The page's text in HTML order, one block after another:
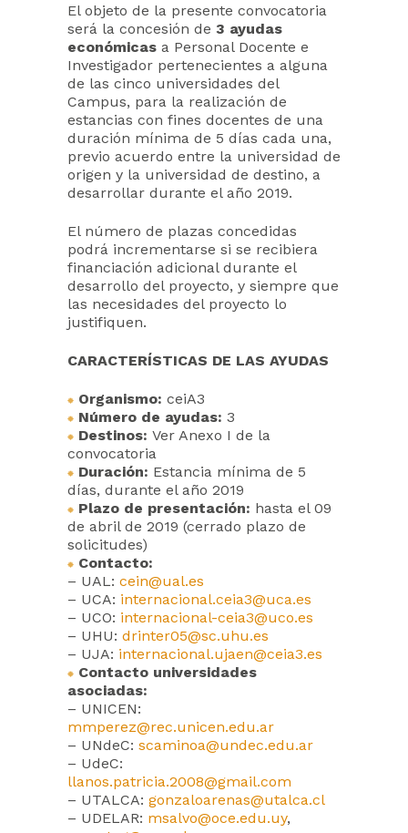
El objeto de la presente convocatoria
será la concesión de 3 ayudas
económicas a Personal Docente e
Investigador pertenecientes a alguna
de las cinco universidades del
Campus, para la realización de
estancias con fines docentes de una
duración mínima de 5 días cada una,
previo acuerdo entre la universidad de
origen y la universidad de destino, a
desarrollar durante el año 2019.
El número de plazas concedidas
podrá incrementarse si se recibiera
financiación adicional durante el
desarrollo del proyecto, y siempre que
las necesidades del proyecto lo
justifiquen.
CARACTERÍSTICAS DE LAS AYUDAS
Organismo: ceiA3
Número de ayudas: 3
Destinos: Ver Anexo I de la
convocatoria
Duración: Estancia mínima de 5
días, durante el año 2019
Plazo de presentación: hasta el 09
de abril de 2019 (cerrado plazo de
solicitudes)
Contacto:
– UAL: cein@ual.es
– UCA: internacional.ceia3@uca.es
– UCO: internacional-ceia3@uco.es
– UHU: drinter05@sc.uhu.es
– UJA: internacional.ujaen@ceia3.es
Contacto universidades
asociadas:
– UNICEN:
mmperez@rec.unicen.edu.ar
– UNdeC: scaminoa@undec.edu.ar
– UdeC:
llanos.patricia.2008@gmail.com
– UTALCA: gonzaloarenas@utalca.cl
– UDELAR: msalvo@oce.edu.uy,